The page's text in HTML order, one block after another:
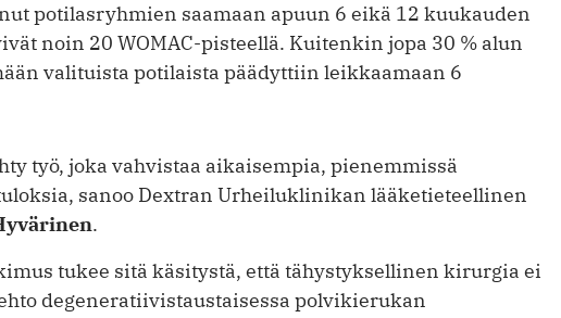
potilasryhmien saamaan apuun 6 eikä 12 kuukauden
noin 20 WOMAC-pisteellä. Kuitenkin jopa 30 % alun
valituista potilaista päädyttiin leikkaamaan 6
työ, joka vahvistaa aikaisempia, pienemmissä
sanoo Dextran Urheiluklinikan lääketieteellinen
.
tukee sitä käsitystä, että tähystyksellinen kirurgia ei
degeneratiivistaustaisessa polvikierukan